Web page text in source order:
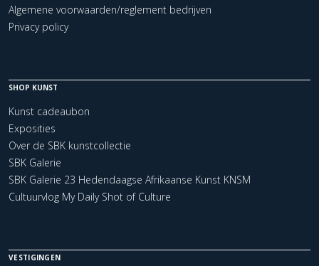
Algemene voorwaarden/reglement bedrijven
Privacy policy
SHOP KUNST
Kunst cadeaubon
Exposities
Over de SBK kunstcollectie
SBK Galerie
SBK Galerie 23 Hedendaagse Afrikaanse Kunst KNSM
Cultuurvlog My Daily Shot of Culture
VESTIGINGEN